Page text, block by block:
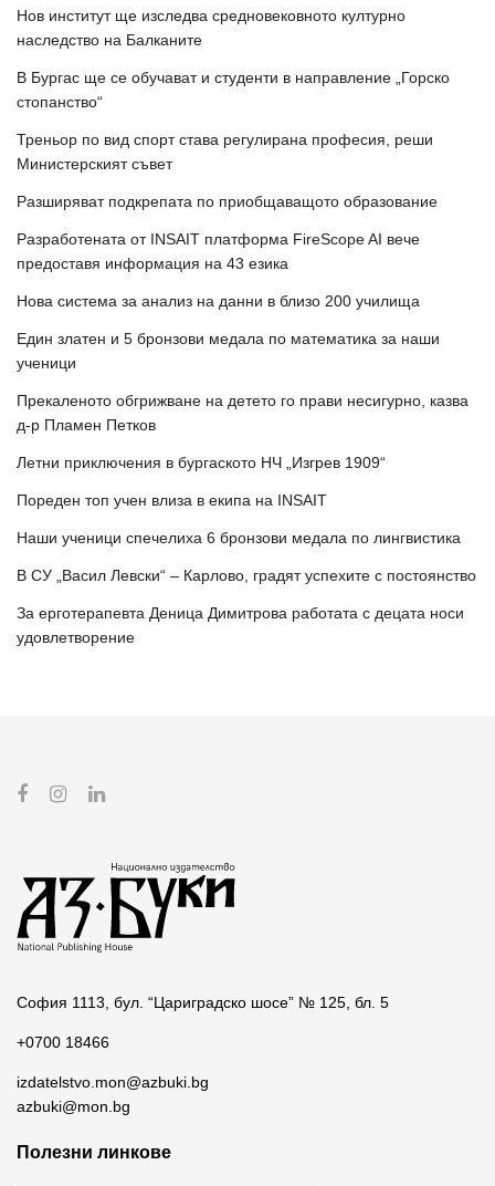
Нов институт ще изследва средновековното културно
наследство на Балканите
В Бургас ще се обучават и студенти в направление „Горско
стопанство“
Треньор по вид спорт става регулирана професия, реши
Министерският съвет
Разширяват подкрепата по приобщаващото образование
Разработената от INSAIT платформа FireScope AI вече
предоставя информация на 43 езика
Нова система за анализ на данни в близо 200 училища
Един златен и 5 бронзови медала по математика за наши
ученици
Прекаленото обгрижване на детето го прави несигурно, казва
д-р Пламен Петков
Летни приключения в бургаското НЧ „Изгрев 1909“
Пореден топ учен влиза в екипа на INSAIT
Наши ученици спечелиха 6 бронзови медала по лингвистика
В СУ „Васил Левски“ – Карлово, градят успехите с постоянство
За ерготерапевта Деница Димитрова работата с децата носи
удовлетворение
София 1113, бул. “Цариградско шосе” № 125, бл. 5
+0700 18466
izdatelstvo.mon@azbuki.bg
azbuki@mon.bg
Полезни линкове